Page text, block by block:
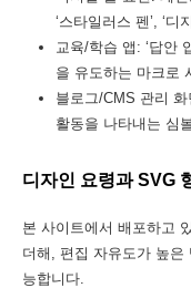
‘스타일러스 펜’, ‘
교육/학습 앱: ‘답안
을 유도하는 마크로
블로그/CMS 관리 화
활동을 나타내는 심
디자인 요령과 SVG
본 사이트에서 배포하고
더해, 편집 자유도가 높
능합니다.